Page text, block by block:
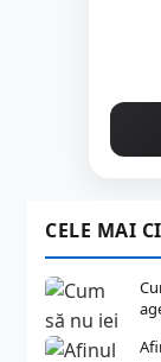
CELE MAI